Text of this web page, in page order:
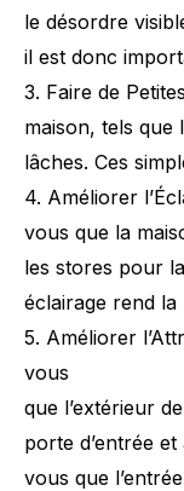
le désordre
il est donc
3. Faire de Petites
maison, tels que
lâches. Ces
4. Améliorer
vous que la
les stores pour
éclairage rend la
5. Améliorer
vous
que l’extérieur de
porte d’entrée et
vous que l’entrée